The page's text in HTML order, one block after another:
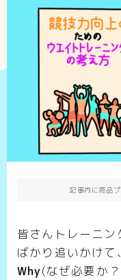
記事内に商品
皆さんトレーニン
ばかり追いかけて、
Why(なぜ必要か